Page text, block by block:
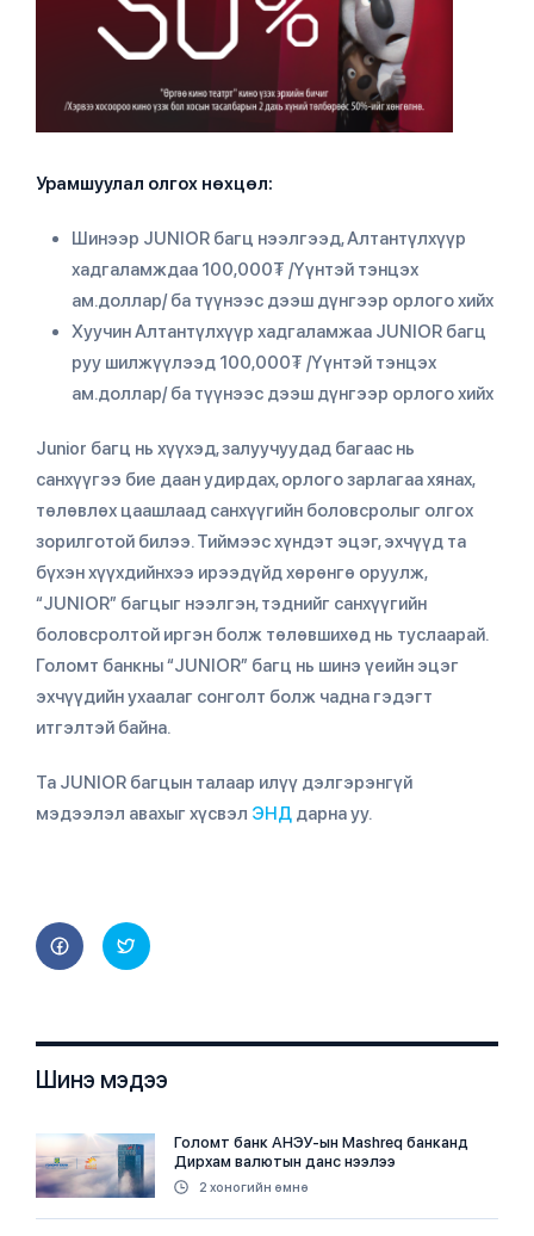
Урамшуулал олгох нөхцөл:
Шинээр JUNIOR багц нээлгээд, Алтантүлхүүр
хадгаламждаа 100,000₮ /Үүнтэй тэнцэх
ам.доллар/ ба түүнээс дээш дүнгээр орлого хийх
Хуучин Алтантүлхүүр хадгаламжаа JUNIOR багц
руу шилжүүлээд 100,000₮ /Үүнтэй тэнцэх
ам.доллар/ ба түүнээс дээш дүнгээр орлого хийх
Junior багц нь хүүхэд, залуучуудад багаас нь
санхүүгээ бие даан удирдах, орлого зарлагаа хянах,
төлөвлөх цаашлаад санхүүгийн боловсролыг олгох
зорилготой билээ. Тиймээс хүндэт эцэг, эхчүүд та
бүхэн хүүхдийнхээ ирээдүйд хөрөнгө оруулж,
“JUNIOR” багцыг нээлгэн, тэднийг санхүүгийн
боловсролтой иргэн болж төлөвшихөд нь туслаарай.
Голомт банкны “JUNIOR” багц нь шинэ үеийн эцэг
эхчүүдийн ухаалаг сонголт болж чадна гэдэгт
итгэлтэй байна.
Та JUNIOR багцын талаар илүү дэлгэрэнгүй
мэдээлэл авахыг хүсвэл ЭНД дарна уу.
Шинэ мэдээ
Голомт банк АНЭУ-ын Mashreq банканд
Дирхам валютын данс нээлээ
2 хоногийн өмнө